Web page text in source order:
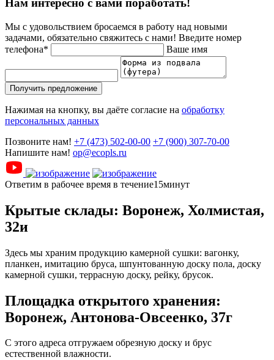
Нам интересно с вами поработать!
Мы с удовольствием бросаемся в работу над новыми
задачами, обязательно свяжитесь с нами! Введите номер
телефона*
Ваше имя
Получить предложение
Нажимая на кнопку, вы даёте согласие на обработку
персональных данных
Позвоните нам! +7 (473) 502-00-00 +7 (900) 307-70-00
Напишите нам! op@ecopls.ru
Ответим в рабочее время в течение15минут
Крытые склады: Воронеж, Холмистая,
32и
Здесь мы храним продукцию камерной сушки: вагонку,
планкен, имитацию бруса, шпунтованную доску пола, доску
камерной сушки, террасную доску, рейку, брусок.
Площадка открытого хранения:
Воронеж, Антонова-Овсеенко, 37г
С этого адреса отгружаем обрезную доску и брус
естественной влажности.